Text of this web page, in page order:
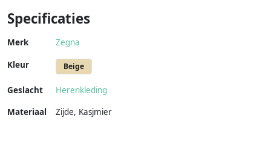
Specificaties
Merk Zegna
Kleur Beige
Geslacht
Herenkleding
Materiaal
Zijde, Kasjmier